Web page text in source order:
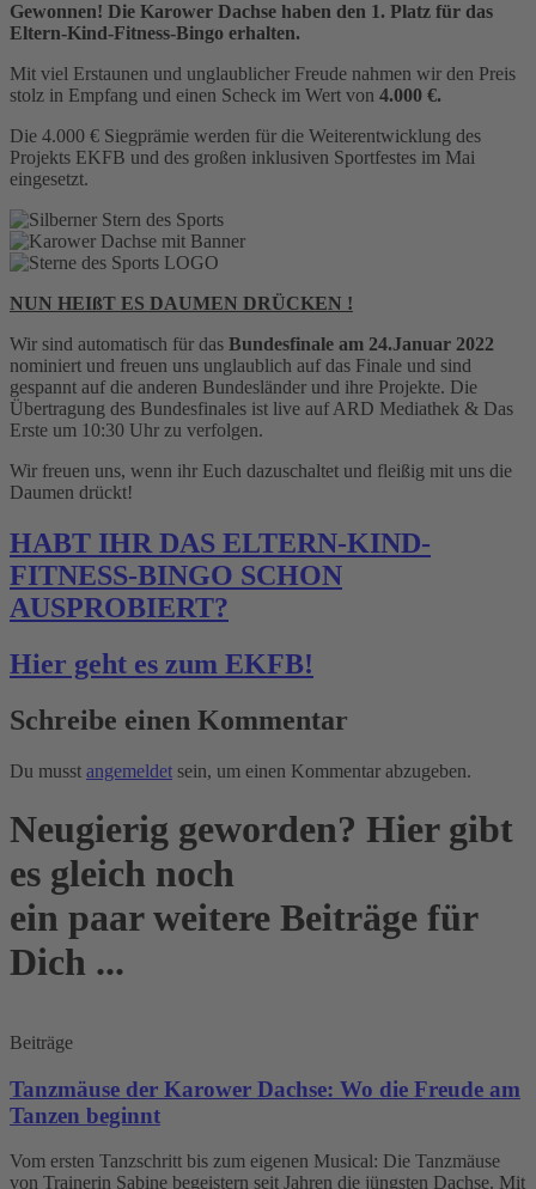
Gewonnen! Die Karower Dachse haben den 1. Platz für das
Eltern-Kind-Fitness-Bingo erhalten.
Mit viel Erstaunen und unglaublicher Freude nahmen wir den Preis
stolz in Empfang und einen Scheck im Wert von 4.000 €.
Die 4.000 € Siegprämie werden für die Weiterentwicklung des
Projekts EKFB und des großen inklusiven Sportfestes im Mai
eingesetzt.
NUN HEIßT ES DAUMEN DRÜCKEN !
Wir sind automatisch für das Bundesfinale am 24.Januar 2022
nominiert und freuen uns unglaublich auf das Finale und sind
gespannt auf die anderen Bundesländer und ihre Projekte. Die
Übertragung des Bundesfinales ist live auf ARD Mediathek & Das
Erste um 10:30 Uhr zu verfolgen.
Wir freuen uns, wenn ihr Euch dazuschaltet und fleißig mit uns die
Daumen drückt!
HABT IHR DAS ELTERN-KIND-
FITNESS-BINGO SCHON
AUSPROBIERT?
Hier geht es zum EKFB!
Schreibe einen Kommentar
Du musst angemeldet sein, um einen Kommentar abzugeben.
Neugierig geworden? Hier gibt
es gleich noch
ein paar weitere Beiträge für
Dich ...
Beiträge
Tanzmäuse der Karower Dachse: Wo die Freude am
Tanzen beginnt
Vom ersten Tanzschritt bis zum eigenen Musical: Die Tanzmäuse
von Trainerin Sabine begeistern seit Jahren die jüngsten Dachse. Mit